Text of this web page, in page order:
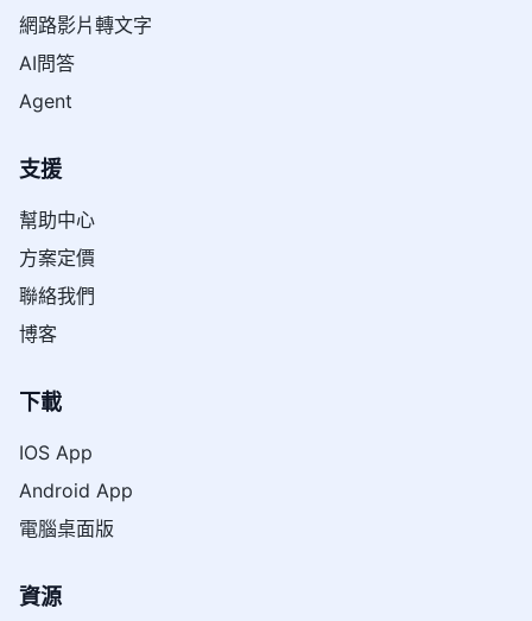
網路影片轉文字
AI問答
Agent
支援
幫助中心
方案定價
聯絡我們
博客
下載
IOS App
Android App
電腦桌面版
資源